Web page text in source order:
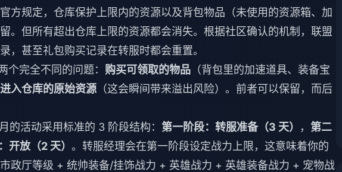
方规定，仓库保护上限内的资源以及背包物品（未使用的资源箱、加
。但所有超出仓库上限的资源都会消失。根据社区确认的机制，联盟
，甚至礼包购买记录在转服时都会重置。
个完全不同的问题： 购买可领取的物品 （背包里的加速道具、装备宝
入仓库的原始资源 （这会瞬间带来溢出风险）。前者可以保留，而后
的活动采用标准的 3 阶段结构： 第一阶段：转服准备（3 天） ， 第二
开放（2 天） 。转服经理会在第一阶段设定战力上限，这意味着你的
市政厅等级 + 统帅装备/挂饰战力 + 英雄战力 + 英雄装备战力 + 宠物战